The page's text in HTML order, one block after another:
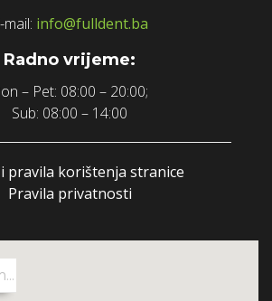
mail: info@fulldent.ba
Radno vrijeme:
– Pet: 08:00 – 20:00;
Sub: 08:00 – 14:00
pravila korištenja stranice
Pravila privatnosti